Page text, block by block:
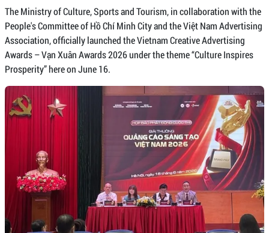
The Ministry of Culture, Sports and Tourism, in collaboration with the
People's Committee of Hồ Chí Minh City and the Việt Nam Advertising
Association, officially launched the Vietnam Creative Advertising
Awards – Vạn Xuân Awards 2026 under the theme “Culture Inspires
Prosperity” here on June 16.